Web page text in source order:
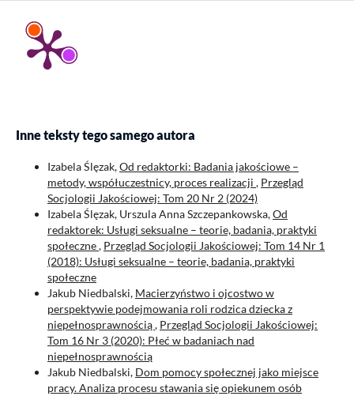
Inne teksty tego samego autora
Izabela Ślęzak,Od redaktorki: Badania jakościowe –
metody, współuczestnicy, proces realizacji , Przegląd
Socjologii Jakościowej: Tom 20 Nr 2 (2024)
Izabela Ślęzak, Urszula Anna Szczepankowska,Od
redaktorek: Usługi seksualne – teorie, badania, praktyki
społeczne, Przegląd Socjologii Jakościowej: Tom 14 Nr 1
(2018): Usługi seksualne – teorie, badania, praktyki
społeczne
Jakub Niedbalski, Macierzyństwo i ojcostwo w
perspektywie podejmowania roli rodzica dziecka z
niepełnosprawnością, Przegląd Socjologii Jakościowej:
Tom 16 Nr 3 (2020): Płeć w badaniach nad
niepełnosprawnością
Jakub Niedbalski, Dom pomocy społecznej jako miejsce
pracy. Analiza procesu stawania się opiekunem osób